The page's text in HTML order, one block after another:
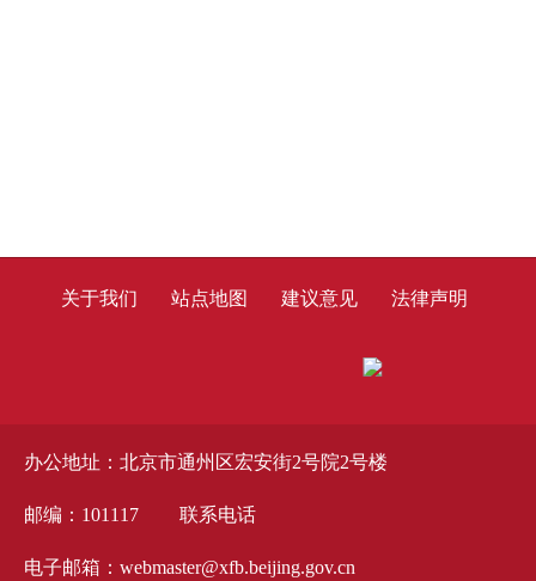
办公地址：北京市通州区宏安街2号院2号楼
邮编：101117 联系电话
电子邮箱：webmaster@xfb.beijing.gov.cn
关于我们 站点地图 建议意见 法律声明